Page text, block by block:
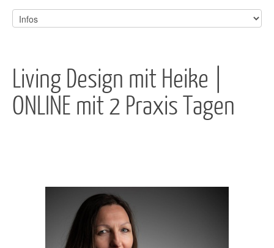
Living Design mit Heike |
ONLINE mit 2 Praxis Tagen